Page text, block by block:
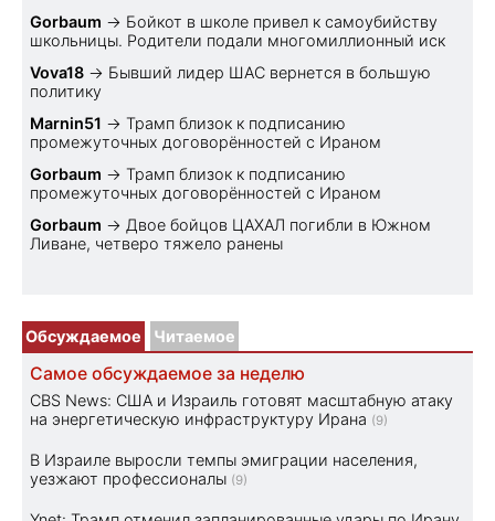
Gorbaum → Бойкот в школе привел к самоубийству
школьницы. Родители подали многомиллионный иск
Vova18 → Бывший лидер ШАС вернется в большую
политику
Marnin51 → Трамп близок к подписанию
промежуточных договорённостей с Ираном
Gorbaum → Трамп близок к подписанию
промежуточных договорённостей с Ираном
Gorbaum → Двое бойцов ЦАХАЛ погибли в Южном
Ливане, четверо тяжело ранены
Обсуждаемое Читаемое
Самое обсуждаемое за неделю
CBS News: США и Израиль готовят масштабную атаку
на энергетическую инфраструктуру Ирана (9)
В Израиле выросли темпы эмиграции населения,
уезжают профессионалы (9)